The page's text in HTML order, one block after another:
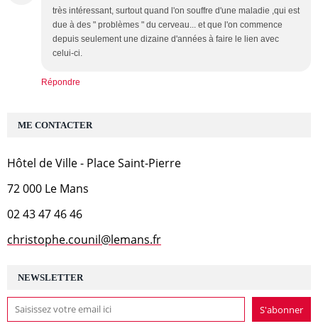
très intéressant, surtout quand l'on souffre d'une maladie ,qui est
due à des " problèmes " du cerveau... et que l'on commence
depuis seulement une dizaine d'années à faire le lien avec
celui-ci.
Répondre
NEWSLETTER
ME CONTACTER
Hôtel de Ville - Place Saint-Pierre
72 000 Le Mans
02 43 47 46 46
christophe.counil@lemans.fr